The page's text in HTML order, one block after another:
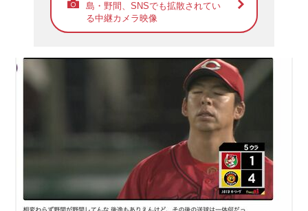
島・野間、SNSでも拡散されてい
る中継カメラ映像